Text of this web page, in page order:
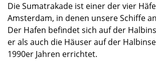
Die Sumatrakade ist einer der vier
Amsterdam, in denen unsere Schiffe
Der Hafen befindet sich auf der
er als auch die Häuser auf der
1990er Jahren errichtet.